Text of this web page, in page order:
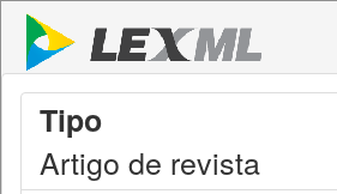
Tipo
Artigo de revista